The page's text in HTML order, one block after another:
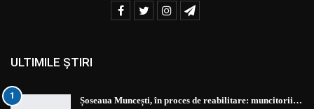
ULTIMILE ȘTIRI
1 Șoseaua Muncești, în proces de reabilitare: muncitorii…